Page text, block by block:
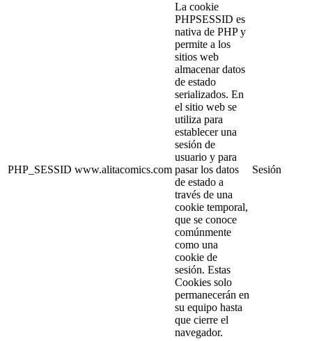
PHP_SESSID www.alitacomics.com
La cookie
PHPSESSID es
nativa de PHP y
permite a los
sitios web
almacenar datos
de estado
serializados. En
el sitio web se
utiliza para
establecer una
sesión de
usuario y para
pasar los datos
de estado a
través de una
cookie temporal,
que se conoce
comúnmente
como una
cookie de
sesión. Estas
Cookies solo
permanecerán en
su equipo hasta
que cierre el
navegador.
Sesión